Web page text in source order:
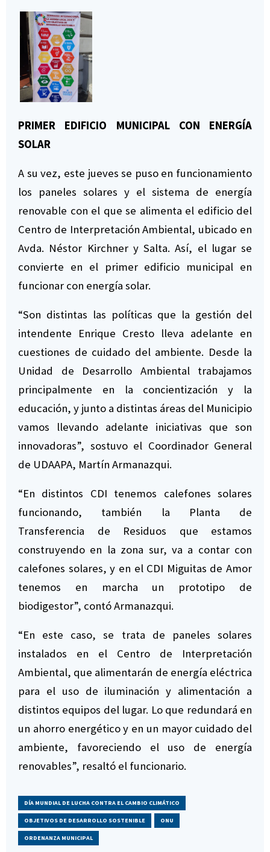
PRIMER EDIFICIO MUNICIPAL CON ENERGÍA
SOLAR
A su vez, este jueves se puso en funcionamiento
los paneles solares y el sistema de energía
renovable con el que se alimenta el edificio del
Centro de Interpretación Ambiental, ubicado en
Avda. Néstor Kirchner y Salta. Así, el lugar se
convierte en el primer edificio municipal en
funcionar con energía solar.
“Son distintas las políticas que la gestión del
intendente Enrique Cresto lleva adelante en
cuestiones de cuidado del ambiente. Desde la
Unidad de Desarrollo Ambiental trabajamos
principalmente en la concientización y la
educación, y junto a distintas áreas del Municipio
vamos llevando adelante iniciativas que son
innovadoras”, sostuvo el Coordinador General
de UDAAPA, Martín Armanazqui.
“En distintos CDI tenemos calefones solares
funcionando, también la Planta de
Transferencia de Residuos que estamos
construyendo en la zona sur, va a contar con
calefones solares, y en el CDI Miguitas de Amor
tenemos en marcha un prototipo de
biodigestor”, contó Armanazqui.
“En este caso, se trata de paneles solares
instalados en el Centro de Interpretación
Ambiental, que alimentarán de energía eléctrica
para el uso de iluminación y alimentación a
distintos equipos del lugar. Lo que redundará en
un ahorro energético y en un mayor cuidado del
ambiente, favoreciendo el uso de energía
renovables”, resaltó el funcionario.
DÍA MUNDIAL DE LUCHA CONTRA EL CAMBIO CLIMÁTICO
OBJETIVOS DE DESARROLLO SOSTENIBLE ONU
ORDENANZA MUNICIPAL